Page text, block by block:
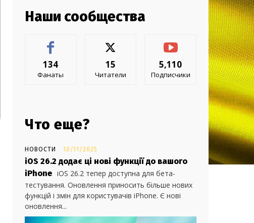
Наши сообщества
134
Фанаты
15
Читатели
5,110
Подписчики
Что еще?
НОВОСТИ 10/11/2025
iOS 26.2 додає ці нові функції до вашого
iPhone iOS 26.2 тепер доступна для бета-
тестування. Оновлення приносить більше нових
функцій і змін для користувачів iPhone. Є нові
оновлення...